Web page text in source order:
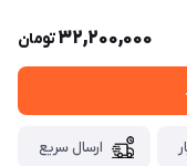
32,200,000تومان
ارسال سریع